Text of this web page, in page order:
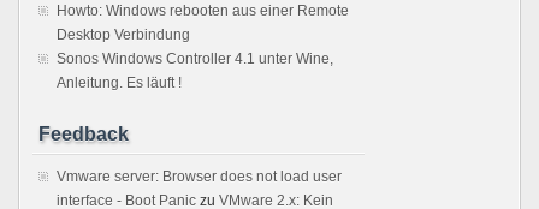
Howto: Windows rebooten aus einer Remote
Desktop Verbindung
Sonos Windows Controller 4.1 unter Wine,
Anleitung. Es läuft !
Feedback
Vmware server: Browser does not load user
interface - Boot Panic zu VMware 2.x: Kein